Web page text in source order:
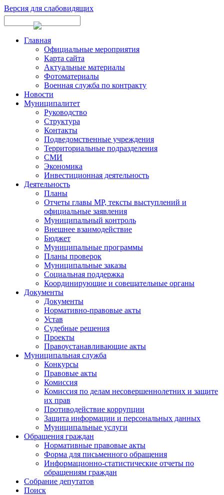
Версия для слабовидящих
Главная
Официальные мероприятия
Карта сайта
Актуальные материалы
Фотоматериалы
Военная служба по контракту
Новости
Муниципалитет
Руководство
Структура
Контакты
Подведомственные учреждения
Территориальные подразделения
СМИ
Экономика
Инвестиционная деятельность
Деятельность
Планы
Отчеты главы МР, тексты выступлений и
официальные заявления
Муниципальный контроль
Внешнее взаимодействие
Бюджет
Муниципальные программы
Планы проверок
Муниципальные заказы
Социальная поддержка
Координирующие и совещательные органы
Документы
Документы
Нормативно-правовые акты
Устав
Судебные решения
Проекты
Правоустанавливающие акты
Муниципальная служба
Конкурсы
Правовые акты
Комиссия
Комиссия по делам несовершеннолетних и защите
их прав
Противодействие коррупции
Защита информации и персональных данных
Муниципальные услуги
Обращения граждан
Нормативные правовые акты
Форма для письменного обращения
Информационно-статистические отчеты по
обращениям граждан
Собрание депутатов
Поиск